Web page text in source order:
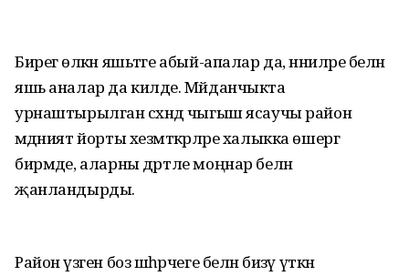
Бирегә өлкән яшьтәге абый-апалар да, нәниләре белән
яшь аналар да килде. Мәйданчыкта
урнаштырылган сәхнәдә чыгыш ясаучы район
мәдәният йорты хезмәткәрләре халыкка өшергә
бирмәде, аларны дәртле моңнар белән
җанландырды.
Район үзәген боз шәһәрчеге белән бизәү үткән